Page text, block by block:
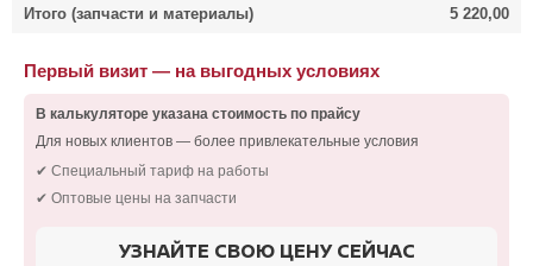
Итого (запчасти и материалы) 5 220,00
Первый визит — на выгодных условиях
В калькуляторе указана стоимость по прайсу
Для новых клиентов — более привлекательные условия
✔ Специальный тариф на работы
✔ Оптовые цены на запчасти
УЗНАЙТЕ СВОЮ ЦЕНУ СЕЙЧАС